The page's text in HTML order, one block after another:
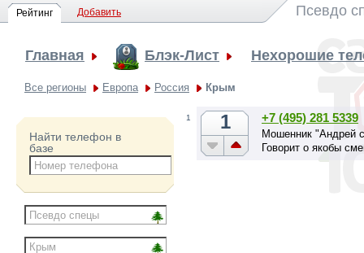
Рейтинг Добавить Псевдо
Главная Блэк-Лист Нехорошие
Все регионы Европа Россия Крым
Найти телефон в
базе
1 1 +7 (495) 281 5339
Мошенник "Андрей
Говорит о якобы